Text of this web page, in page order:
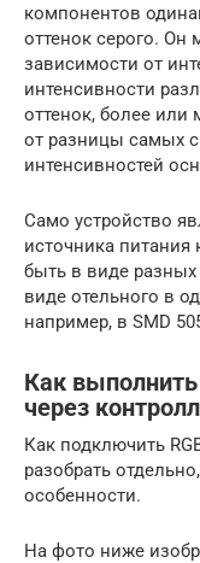
компонентов
оттенок серого. Он
зависимости от
интенсивности
оттенок, более
от разницы самых
интенсивностей
Само устройство
источника питания
быть в виде
виде отельного в
например, в SMD
Как
через
Как подключить
разобрать
особенности.
На фото ниже